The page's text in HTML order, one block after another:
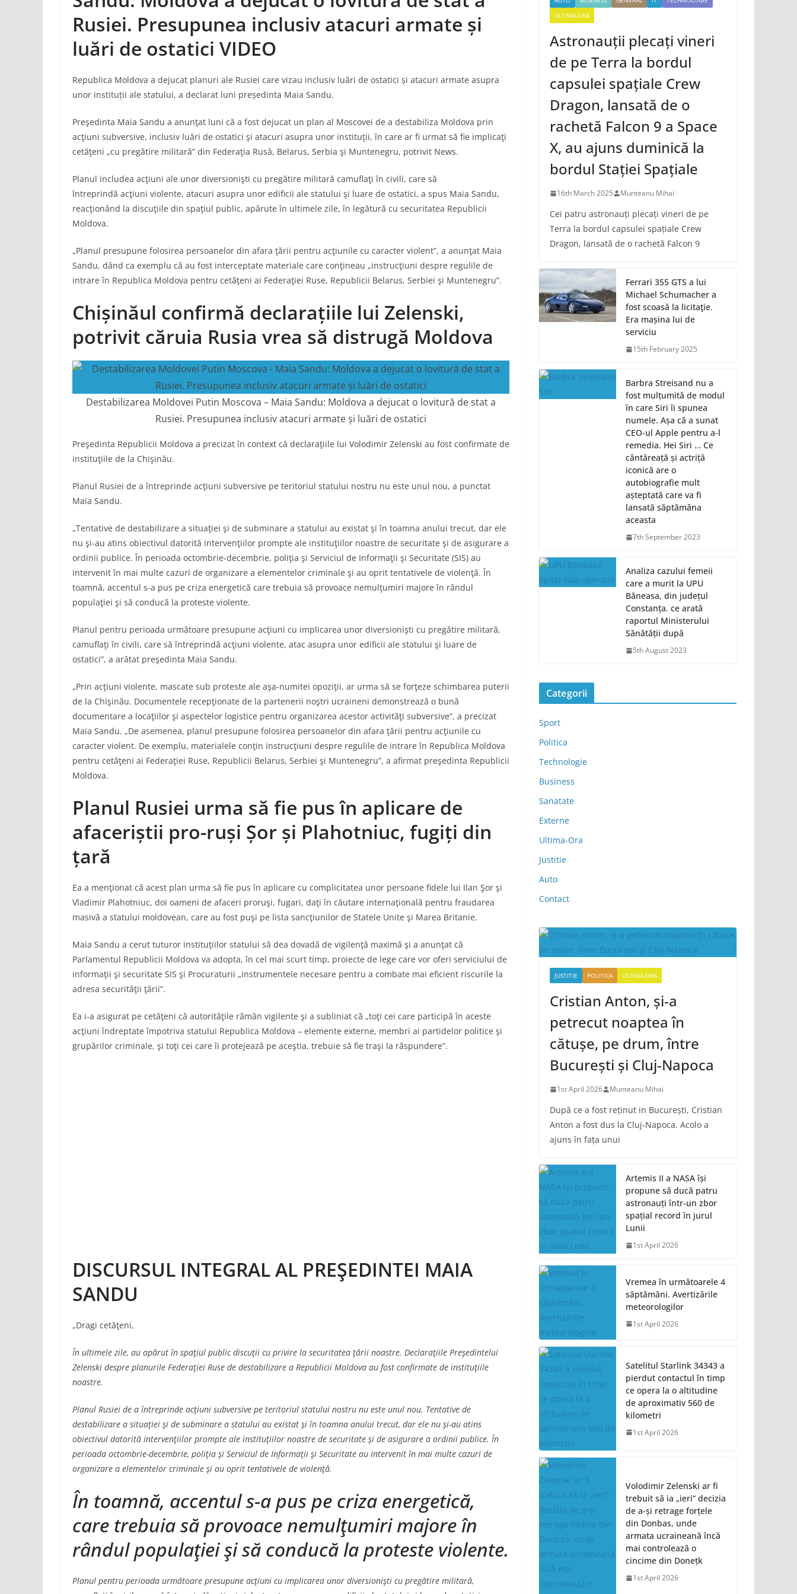
Rusiei. Presupunea inclusiv atacuri armate și
luări de ostatici VIDEO
Republica Moldova a dejucat planuri ale Rusiei care vizau inclusiv luări de ostatici și atacuri armate asupra
unor instituții ale statului, a declarat luni președinta Maia Sandu.
Preşedinta Maia Sandu a anunţat luni că a fost dejucat un plan al Moscovei de a destabiliza Moldova prin
acţiuni subversive, inclusiv luări de ostatici şi atacuri asupra unor instituţii, în care ar fi urmat să fie implicaţi
cetăţeni „cu pregătire militară” din Federaţia Rusă, Belarus, Serbia şi Muntenegru, potrivit News.
Planul includea acţiuni ale unor diversionişti cu pregătire militară camuflaţi în civili, care să
întreprindă acţiuni violente, atacuri asupra unor edificii ale statului şi luare de ostatici, a spus Maia Sandu,
reacţionând la discuţiile din spaţiul public, apărute în ultimele zile, în legătură cu securitatea Republicii
Moldova.
„Planul presupune folosirea persoanelor din afara ţării pentru acţiunile cu caracter violent”, a anunţat Maia
Sandu, dând ca exemplu că au fost interceptate materiale care conţineau „instrucţiuni despre regulile de
intrare în Republica Moldova pentru cetăţeni ai Federaţiei Ruse, Republicii Belarus, Serbiei şi Muntenegru”.
Chișinăul confirmă declarațiile lui Zelenski,
potrivit căruia Rusia vrea să distrugă Moldova
Destabilizarea Moldovei Putin Moscova – Maia Sandu: Moldova a dejucat o lovitură de stat a
Rusiei. Presupunea inclusiv atacuri armate și luări de ostatici
Preşedinta Republicii Moldova a precizat în context că declaraţiile lui Volodimir Zelenski au fost confirmate de
instituţiile de la Chişinău.
Planul Rusiei de a întreprinde acţiuni subversive pe teritoriul statului nostru nu este unul nou, a punctat
Maia Sandu.
„Tentative de destabilizare a situaţiei şi de subminare a statului au existat şi în toamna anului trecut, dar ele
nu şi-au atins obiectivul datorită intervenţiilor prompte ale instituţiilor noastre de securitate şi de asigurare a
ordinii publice. În perioada octombrie-decembrie, poliţia şi Serviciul de Informaţii şi Securitate (SIS) au
intervenit în mai multe cazuri de organizare a elementelor criminale şi au oprit tentativele de violenţă. În
toamnă, accentul s-a pus pe criza energetică care trebuia să provoace nemulţumiri majore în rândul
populaţiei şi să conducă la proteste violente.
Planul pentru perioada următoare presupune acţiuni cu implicarea unor diversionişti cu pregătire militară,
camuflaţi în civili, care să întreprindă acţiuni violente, atac asupra unor edificii ale statului şi luare de
ostatici”, a arătat preşedinta Maia Sandu.
„Prin acţiuni violente, mascate sub proteste ale aşa-numitei opoziţii, ar urma să se forţeze schimbarea puterii
de la Chişinău. Documentele recepţionate de la partenerii noştri ucraineni demonstrează o bună
documentare a locaţiilor şi aspectelor logistice pentru organizarea acestor activităţi subversive”, a precizat
Maia Sandu. „De asemenea, planul presupune folosirea persoanelor din afara ţării pentru acţiunile cu
caracter violent. De exemplu, materialele conţin instrucţiuni despre regulile de intrare în Republica Moldova
pentru cetăţeni ai Federaţiei Ruse, Republicii Belarus, Serbiei şi Muntenegru”, a afirmat preşedinta Republicii
Moldova.
Planul Rusiei urma să fie pus în aplicare de
afaceriștii pro-ruși Șor și Plahotniuc, fugiți din
țară
Ea a menţionat că acest plan urma să fie pus în aplicare cu complicitatea unor persoane fidele lui Ilan Şor şi
Vladimir Plahotniuc, doi oameni de afaceri proruşi, fugari, daţi în căutare internaţională pentru fraudarea
masivă a statului moldovean, care au fost puşi pe lista sancţiunilor de Statele Unite şi Marea Britanie.
Maia Sandu a cerut tuturor instituţiilor statului să dea dovadă de vigilenţă maximă şi a anunţat că
Parlamentul Republicii Moldova va adopta, în cel mai scurt timp, proiecte de lege care vor oferi serviciului de
informaţii şi securitate SIS şi Procuraturii „instrumentele necesare pentru a combate mai eficient riscurile la
adresa securităţii ţării”.
Ea i-a asigurat pe cetăţeni că autorităţile rămân vigilente şi a subliniat că „toţi cei care participă în aceste
acţiuni îndreptate împotriva statului Republica Moldova – elemente externe, membri ai partidelor politice şi
grupărilor criminale, şi toţi cei care îi protejează pe aceştia, trebuie să fie traşi la răspundere”.
DISCURSUL INTEGRAL AL PREŞEDINTEI MAIA
SANDU
„Dragi cetăţeni,
În ultimele zile, au apărut în spaţiul public discuţii cu privire la securitatea ţării noastre. Declaraţiile Preşedintelui
Zelenski despre planurile Federaţiei Ruse de destabilizare a Republicii Moldova au fost confirmate de instituţiile
noastre.
Planul Rusiei de a întreprinde acţiuni subversive pe teritoriul statului nostru nu este unul nou. Tentative de
destabilizare a situaţiei şi de subminare a statului au existat şi în toamna anului trecut, dar ele nu şi-au atins
obiectivul datorită intervenţiilor prompte ale instituţiilor noastre de securitate şi de asigurare a ordinii publice. În
perioada octombrie-decembrie, poliţia şi Serviciul de Informaţii şi Securitate au intervenit în mai multe cazuri de
organizare a elementelor criminale şi au oprit tentativele de violenţă.
În toamnă, accentul s-a pus pe criza energetică,
care trebuia să provoace nemulţumiri majore în
rândul populaţiei şi să conducă la proteste violente.
Planul pentru perioada următoare presupune acţiuni cu implicarea unor diversionişti cu pregătire militară,
ULTIMA-ORA
Astronauții plecați vineri
de pe Terra la bordul
capsulei spațiale Crew
Dragon, lansată de o
rachetă Falcon 9 a Space
X, au ajuns duminică la
bordul Stației Spațiale
16th March 2025 Munteanu Mihai
Cei patru astronauți plecați vineri de pe
Terra la bordul capsulei spațiale Crew
Dragon, lansată de o rachetă Falcon 9
Ferrari 355 GTS a lui
Michael Schumacher a
fost scoasă la licitaţie.
Era mașina lui de
serviciu
15th February 2025
Barbra Streisand nu a
fost mulțumită de modul
în care Siri îi spunea
numele. Așa că a sunat
CEO-ul Apple pentru a-l
remedia. Hei Siri … Ce
cântăreață și actriță
iconică are o
autobiografie mult
așteptată care va fi
lansată săptămâna
aceasta
7th September 2023
Analiza cazului femeii
care a murit la UPU
Băneasa, din județul
Constanța. ce arată
raportul Ministerului
Sănătății după
5th August 2023
Categorii
Sport
Politica
Technologie
Business
Sanatate
Externe
Ultima-Ora
Justitie
Auto
Contact
JUSTITIE POLITICA ULTIMA-ORA
Cristian Anton, și-a
petrecut noaptea în
cătușe, pe drum, între
București și Cluj-Napoca
1st April 2026 Munteanu Mihai
După ce a fost reținut in București, Cristian
Anton a fost dus la Cluj-Napoca. Acolo a
ajuns în fața unui
Artemis II a NASA își
propune să ducă patru
astronauți într-un zbor
spațial record în jurul
Lunii
1st April 2026
Vremea în următoarele 4
săptămâni. Avertizările
meteorologilor
1st April 2026
Satelitul Starlink 34343 a
pierdut contactul în timp
ce opera la o altitudine
de aproximativ 560 de
kilometri
1st April 2026
Volodimir Zelenski ar fi
trebuit să ia „ieri” decizia
de a-și retrage forțele
din Donbas, unde
armata ucraineană încă
mai controlează o
cincime din Donețk
1st April 2026